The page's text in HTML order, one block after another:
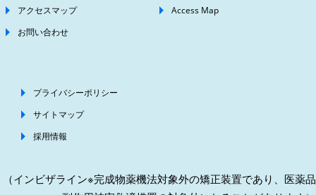
アクセスマップ
Access Map
お問い合わせ
プライバシーポリシー
サイトマップ
採用情報
（インビザライン※完成物薬機法対象外の矯正装置であり、医薬品